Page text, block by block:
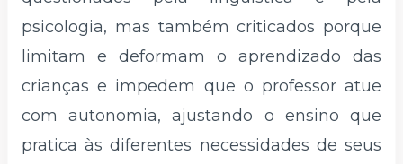
psicologia, mas também criticados porque
limitam e deformam o aprendizado das
crianças e impedem que o professor atue
com autonomia, ajustando o ensino que
pratica às diferentes necessidades de seus